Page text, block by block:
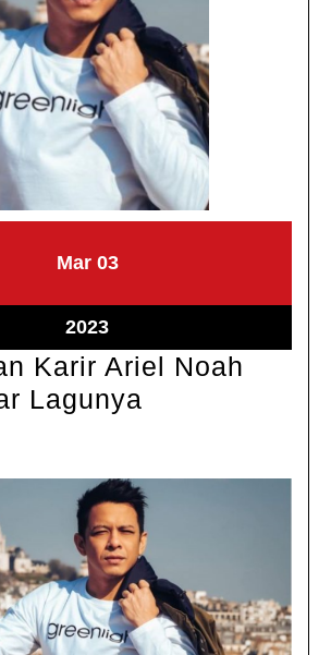
MarMaret
2023
03Maret
2023Maret
3,
Karir Ariel Noah
Lagunya
Noah
dan
Daftar
Lagunya